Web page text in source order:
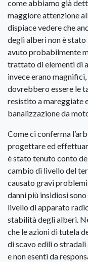
come abbiamo già
maggiore attenzione
dispiace vedere che
degli alberi non è
avuto probabilmente
trattato di elementi di
invece erano
dovrebbero essere le
resistito a mareggiate
banalizzazione da
Come ci conferma
progettare ed
è stato tenuto conto
cambio di livello del
causato gravi
danni più insidiosi
livello di apparato
stabilità degli alberi.
che le azioni di tutela
di scavo edili o
e non esenti da